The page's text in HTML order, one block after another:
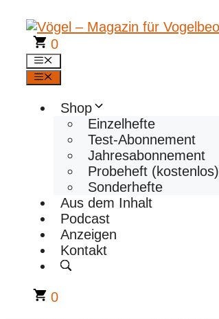
Inhalt
springen
0
Menü
Menü
Shop
Einzelhefte
Test-Abonnement
Jahresabonnement
Probeheft (kostenlos)
Sonderhefte
Aus dem Inhalt
Podcast
Anzeigen
Kontakt
0